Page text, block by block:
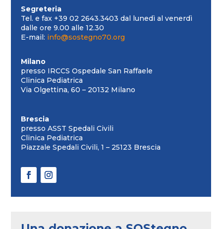
Segreteria
Tel. e fax +39 02 2643.3403 dal lunedì al venerdì
dalle ore 9.00 alle 12.30
E-mail: info@sostegno70.org
Milano
presso IRCCS Ospedale San Raffaele
Clinica Pediatrica
Via Olgettina, 60 – 20132 Milano
Brescia
presso ASST Spedali Civili
Clinica Pediatrica
Piazzale Spedali Civili, 1 – 25123 Brescia